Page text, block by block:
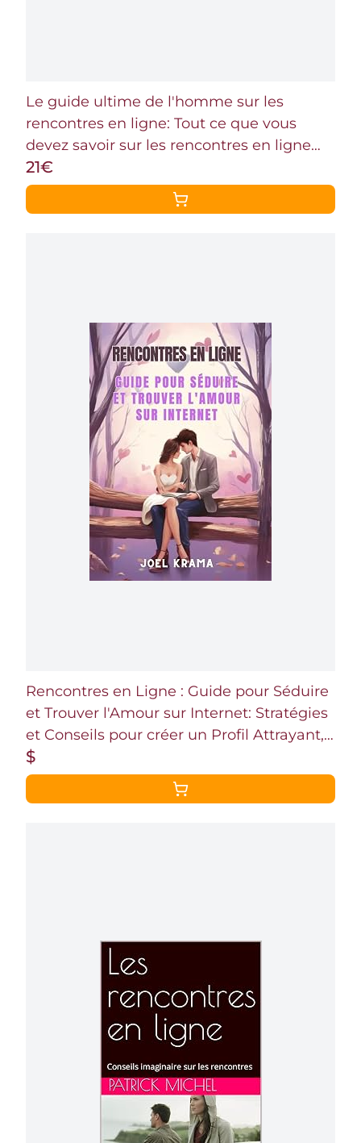
Le guide ultime de l'homme sur les
rencontres en ligne: Tout ce que vous
devez savoir sur les rencontres en ligne
que les femmes ne vous diront pas
21€
Rencontres en Ligne : Guide pour Séduire
et Trouver l'Amour sur Internet: Stratégies
et Conseils pour créer un Profil Attrayant,
avoir des Conversations Engageantes et
faire des Rencontres Réussies
$